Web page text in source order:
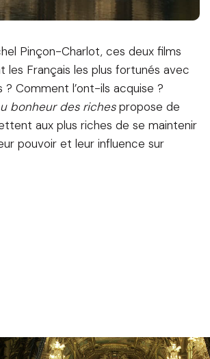
Pinçon-Charlot, ces deux films
les Français les plus fortunés avec
Comment l’ont-ils acquise ?
bonheur des richespropose de
aux plus riches de se maintenir
pouvoir et leur influence sur